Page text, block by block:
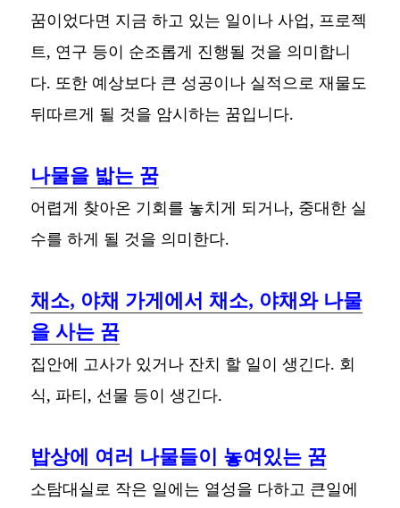
꿈이었다면 지금 하고 있는 일이나 사업, 프로젝
트, 연구 등이 순조롭게 진행될 것을 의미합니
다. 또한 예상보다 큰 성공이나 실적으로 재물도
뒤따르게 될 것을 암시하는 꿈입니다.
나물을 밟는 꿈
어렵게 찾아온 기회를 놓치게 되거나, 중대한 실
수를 하게 될 것을 의미한다.
채소, 야채 가게에서 채소, 야채와 나물
을 사는 꿈
집안에 고사가 있거나 잔치 할 일이 생긴다. 회
식, 파티, 선물 등이 생긴다.
밥상에 여러 나물들이 놓여있는 꿈
소탐대실로 작은 일에는 열성을 다하고 큰일에